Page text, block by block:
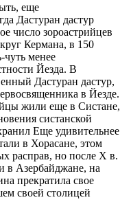
еще
Дастуран дастур
число зороастрийцев
Кермана, в 150
чуть менее
Йезда. В
Дастуран дастур,
в Йезде.
жили еще в Систане,
систанской
Еще удивительнее
в Хорасане, этом
расправ, но после Х в.
в Азербайджане, на
прекратила свое
своей столицей